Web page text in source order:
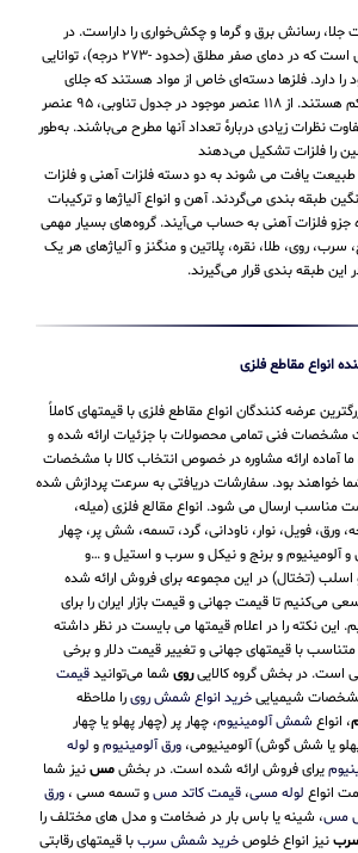
جلا، رسانش برق و گرما و چکش‌خواری را داراست. در
تعریف فیزیکی فلز ماده ای است که در دمای صفر مطلق (حدود -۲۷۳ درجه)، توانایی
را دارد. فلزها دسته‌ای خاص از مواد هستند که جلای
فلزی داشته و معمولاً محکم هستند. از ۱۱۸ عنصر موجود در جدول تناوبی، ۹۵ عنصر
نظرات زیادی دربارهٔ تعداد آنها مطرح می‌باشند. به‌طور
طبیعت یافت می شوند به دو دسته فلزات آهنی و فلزات
طبقه بندی می‌گردند. آهن و انواع آلیاژها و ترکیبات
جزو فلزات آهنی به حساب می‌‌آیند. گروه‌های بسیار مهمی
روی، طلا، نقره، پلاتین و منگنز و آلیاژهای هر یک
این طبقه‌ بندی قرار می‌‌گیرند.
انواع مقاطع فلزی
عرضه کنندگان انواع مقاطع فلزی با قیمتهای کاملاً
مشخصات فنی تمامی محصولات با جزئیات ارائه شده و
آماده ارائه مشاوره در خصوص انتخاب کالا با مشخصات
خواهند بود. سفارشات دریافتی به سرعت پردازش شده
مناسب ارسال می شود. انواع مقالع فلزی (میله،
ورق، فویل، نوار، ناودانی، گرد، تسمه، شش پر، چهار
آلومینیوم و برنج و نیکل و سرب و استیل و …و
(تختال) در این مجموعه برای فروش ارائه شده
می‌کنیم تا قیمت جهانی و قیمت بازار ایران را برای
این نکته را در اعلام قیمتها می بایست در نظر داشته
متناسب با قیمتهای جهانی و تغییر قیمت دلار و برخی
است. در بخش گروه کالاییروی شما می‌توانیدقیمت
شیمیاییخرید انواع شمش رویرا ملاحظه
، انواع شمش آلومینیوم، چهار پر (چهار پهلو یا چهار
یا شش گوش) آلومینیومی، ورق آلومینیومو لوله
یرای فروش ارائه شده است. در بخشمسنیز شما
انواع لوله مسی، قیمت کاتد مسو تسمه مسی ، ورق
مس، شینه یا باس بار در ضخامت و مدل های مختلف را
نیز انواع خلوصخرید شمش سرببا قیمتهای رقابتی